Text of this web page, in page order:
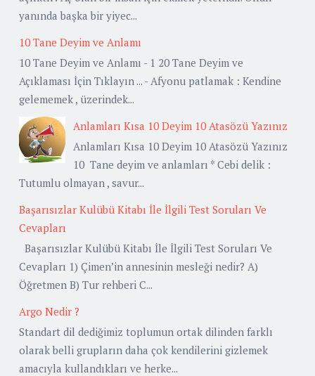
yanında başka bir yiyec...
10 Tane Deyim ve Anlamı
10 Tane Deyim ve Anlamı - 1 20 Tane Deyim ve
Açıklaması İçin Tıklayın ... - Afyonu patlamak : Kendine
gelememek , üzerindek...
Anlamları Kısa 10 Deyim 10 Atasözü Yazınız
Anlamları Kısa 10 Deyim 10 Atasözü Yazınız
10 Tane deyim ve anlamları * Cebi delik :
Tutumlu olmayan , savur...
Başarısızlar Kulübü Kitabı İle İlgili Test Soruları Ve
Cevapları
Başarısızlar Kulübü Kitabı İle İlgili Test Soruları Ve
Cevapları 1) Çimen’in annesinin mesleği nedir? A)
Öğretmen B) Tur rehberi C...
Argo Nedir ?
Standart dil dediğimiz toplumun ortak dilinden farklı
olarak belli grupların daha çok kendilerini gizlemek
amacıyla kullandıkları ve herke...